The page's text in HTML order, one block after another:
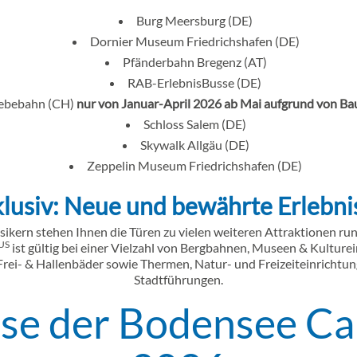
Burg Meersburg (DE)
Dornier Museum Friedrichshafen (DE)
Pfänderbahn Bregenz (AT)
RAB-ErlebnisBusse (DE)
(CH) nur von Januar-April 2026 ab Mai aufgrund von
Schloss Salem (DE)
Skywalk Allgäu (DE)
Zeppelin Museum Friedrichshafen (DE)
Neue und bewährte
stehen Ihnen die Türen zu vielen weiteren Attraktionen
ist gültig bei einer Vielzahl von Bergbahnen, Museen &
& Hallenbäder sowie Thermen, Natur- und
Stadtführungen.
der Bodensee